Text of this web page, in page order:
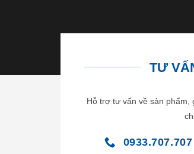
TƯ
Hỗ trợ tư vấn về sản phẩm,
0933.707.707